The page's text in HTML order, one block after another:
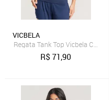
VICBELA
Regata Tank Top Vicbela
R$71,90